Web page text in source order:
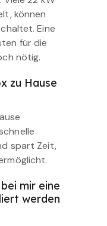
können
Eine
für die
nötig.
zu Hause
spart Zeit,
mir eine
werden